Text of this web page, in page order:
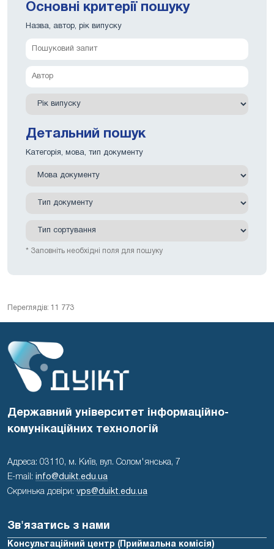
Основні критерії пошуку
Назва, автор, рік випуску
Детальний пошук
Категорія, мова, тип документу
* Заповніть необхідні поля для пошуку
Переглядів: 11 773
Державний університет інформаційно-
комунікаційних технологій
Адреса: 03110, м. Київ, вул. Солом'янська, 7
E-mail:
info@duikt.edu.ua
Скринька довіри: vps@duikt.edu.ua
Зв'язатись з нами
Консультаційний центр (Приймальна комісія)